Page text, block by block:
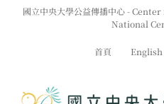
國立中央大學公益傳播中心 -
National
首頁 English